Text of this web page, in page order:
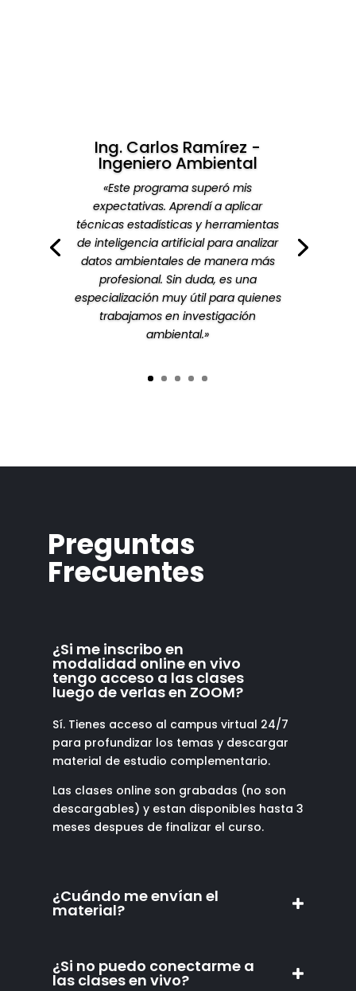
Dra. Mariana Torres -
Bióloga Investigadora
«Las clases fueron muy claras y
prácticas. Me ayudaron a
comprender cómo aplicar análisis
multivariado en estudios ecológicos y
cómo utilizar herramientas modernas
de inteligencia artificial para la
investigación científica.»
Preguntas
Frecuentes
¿Si me inscribo en
modalidad online en vivo
tengo acceso a las clases
luego de verlas en ZOOM?
Sí. Tienes acceso al campus virtual 24/7
para profundizar los temas y descargar
material de estudio complementario.
Las clases online son grabadas (no son
descargables) y estan disponibles hasta 3
meses despues de finalizar el curso.
¿Cuándo me envían el
material?
¿Si no puedo conectarme a
las clases en vivo?